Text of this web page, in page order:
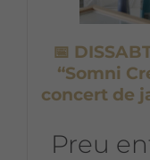
📅
“Somni
concert de
Preu